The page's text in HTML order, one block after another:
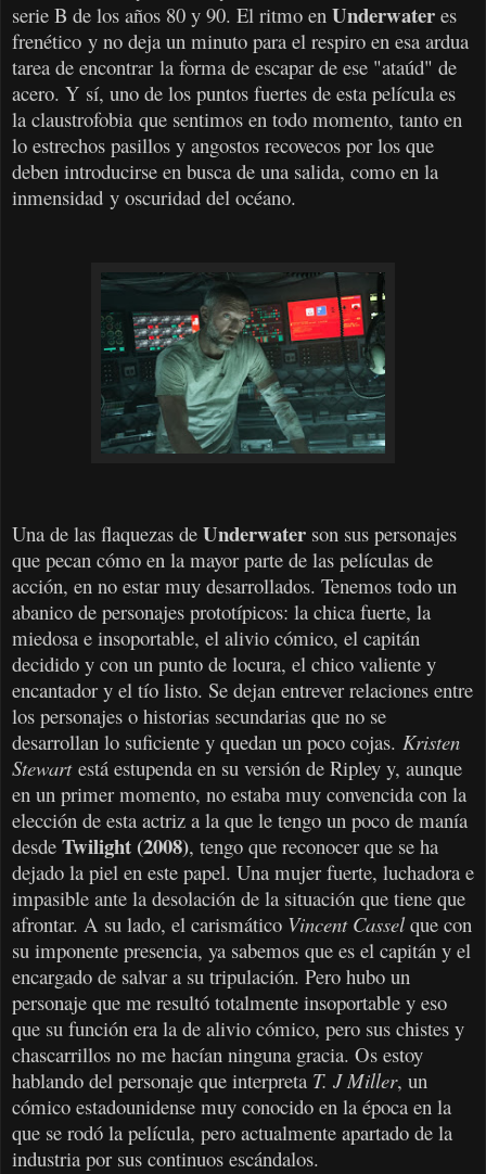
serie B de los años 80 y 90. El ritmo en Underwater es
frenético y no deja un minuto para el respiro en esa ardua
tarea de encontrar la forma de escapar de ese "ataúd" de
acero. Y sí, uno de los puntos fuertes de esta película es
la claustrofobia que sentimos en todo momento, tanto en
lo estrechos pasillos y angostos recovecos por los que
deben introducirse en busca de una salida, como en la
inmensidad y oscuridad del océano.
Una de las flaquezas de Underwater son sus personajes
que pecan cómo en la mayor parte de las películas de
acción, en no estar muy desarrollados. Tenemos todo un
abanico de personajes prototípicos: la chica fuerte, la
miedosa e insoportable, el alivio cómico, el capitán
decidido y con un punto de locura, el chico valiente y
encantador y el tío listo. Se dejan entrever relaciones entre
los personajes o historias secundarias que no se
desarrollan lo suficiente y quedan un poco cojas. Kristen
Stewartestá estupenda en su versión de Ripley y, aunque
en un primer momento, no estaba muy convencida con la
elección de esta actriz a la que le tengo un poco de manía
desde Twilight (2008), tengo que reconocer que se ha
dejado la piel en este papel. Una mujer fuerte, luchadora e
impasible ante la desolación de la situación que tiene que
afrontar. A su lado, el carismático Vincent Cassel que con
su imponente presencia, ya sabemos que es el capitán y el
encargado de salvar a su tripulación. Pero hubo un
personaje que me resultó totalmente insoportable y eso
que su función era la de alivio cómico, pero sus chistes y
chascarrillos no me hacían ninguna gracia. Os estoy
hablando del personaje que interpreta T. J Miller, un
cómico estadounidense muy conocido en la época en la
que se rodó la película, pero actualmente apartado de la
industria por sus continuos escándalos.